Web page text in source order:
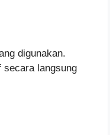
digunakan.
secara langsung